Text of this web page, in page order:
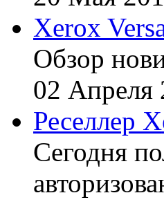
Xerox
Обзор
02 Апреля
Реселлер
Сегодня